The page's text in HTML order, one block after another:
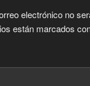
electrónico no
están marcados